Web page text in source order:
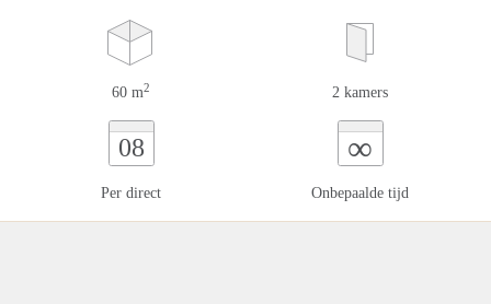
60 m2 2 kamers
08
Per direct
∞
Onbepaalde tijd